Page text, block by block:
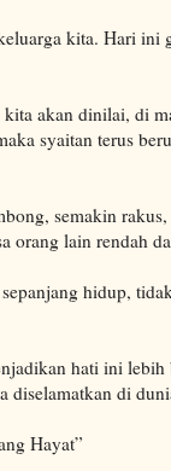
kita. Hari ini
akan dinilai, di
syaitan terus
semakin
orang lain rendah
hidup,
hati ini lebih
diselamatkan di
Hayat”